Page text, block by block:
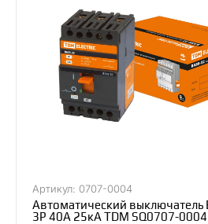
Артикул: 0707-0004
Автоматический выключатель
3Р 40А 25кА TDM SQ0707-0004